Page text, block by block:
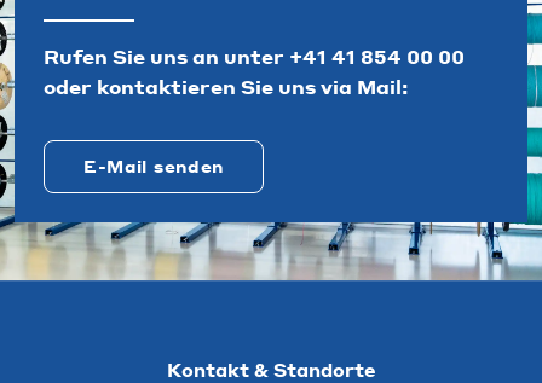
Rufen Sie uns an unter +41 41 854 00 00
oder kontaktieren Sie uns via Mail:
E-Mail senden
Kontakt & Standorte